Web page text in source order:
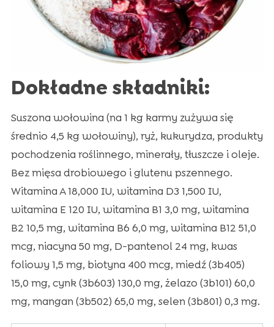
Dokładne składniki:
Suszona wołowina (na 1 kg karmy zużywa się
średnio 4,5 kg wołowiny), ryż, kukurydza, produkty
pochodzenia roślinnego, minerały, tłuszcze i oleje.
Bez mięsa drobiowego i glutenu pszennego.
Witamina A 18,000 IU, witamina D3 1,500 IU,
witamina E 120 IU, witamina B1 3,0 mg, witamina
B2 10,5 mg, witamina B6 6,0 mg, witamina B12 51,0
mcg, niacyna 50 mg, D-pantenol 24 mg, kwas
foliowy 1,5 mg, biotyna 400 mcg, miedź (3b405)
15,0 mg, cynk (3b603) 130,0 mg, żelazo (3b101) 60,0
mg, mangan (3b502) 65,0 mg, selen (3b801) 0,3 mg.